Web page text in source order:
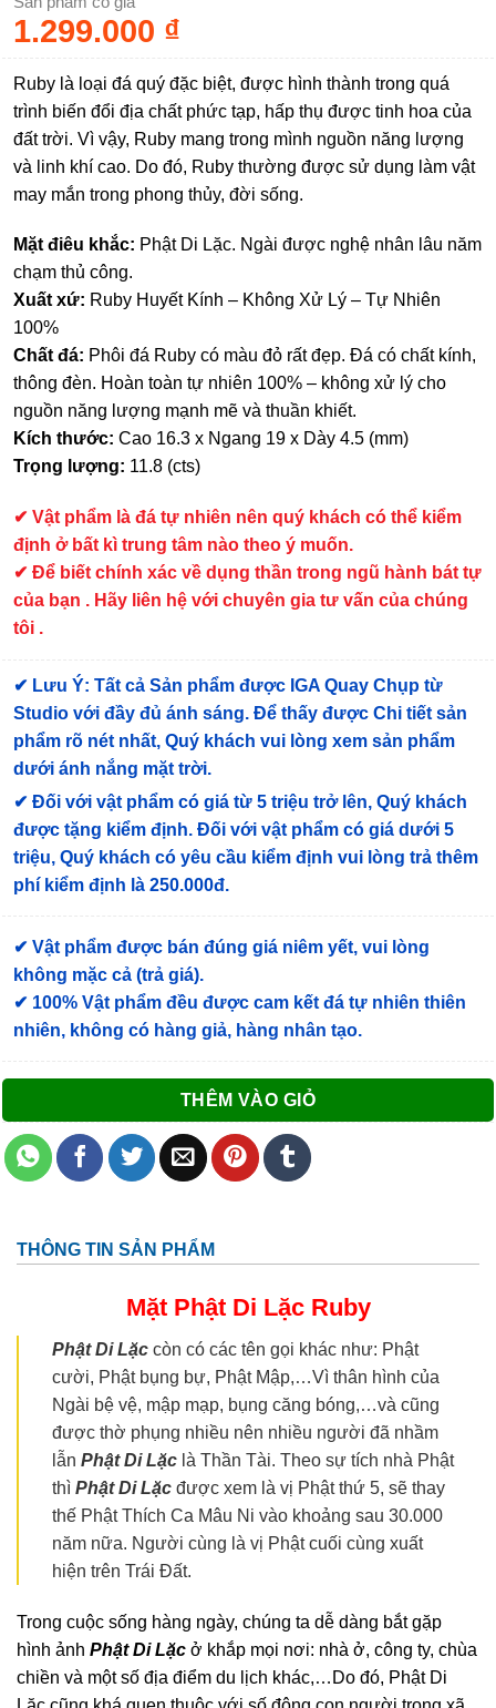
1.299.000 ₫
Ruby là loại đá quý đặc biệt, được hình thành trong quá
trình biến đổi địa chất phức tạp, hấp thụ được tinh hoa của
đất trời. Vì vậy, Ruby mang trong mình nguồn năng lượng
và linh khí cao. Do đó, Ruby thường được sử dụng làm vật
may mắn trong phong thủy, đời sống.
Mặt điêu khắc: Phật Di Lặc. Ngài được nghệ nhân lâu năm
chạm thủ công.
Xuất xứ: Ruby Huyết Kính – Không Xử Lý – Tự Nhiên
100%
Chất đá: Phôi đá Ruby có màu đỏ rất đẹp. Đá có chất kính,
thông đèn. Hoàn toàn tự nhiên 100% – không xử lý cho
nguồn năng lượng mạnh mẽ và thuần khiết.
Kích thước: Cao 16.3 x Ngang 19 x Dày 4.5 (mm)
Trọng lượng: 11.8 (cts)
✔ Vật phẩm là đá tự nhiên nên quý khách có thể kiểm
định ở bất kì trung tâm nào theo ý muốn.
✔ Để biết chính xác về dụng thần trong ngũ hành bát tự
của bạn . Hãy liên hệ với chuyên gia tư vấn của chúng
tôi .
✔ Lưu Ý: Tất cả Sản phẩm được IGA Quay Chụp từ
Studio với đầy đủ ánh sáng. Để thấy được Chi tiết sản
phẩm rõ nét nhất, Quý khách vui lòng xem sản phẩm
dưới ánh nắng mặt trời.
✔ Đối với vật phẩm có giá từ 5 triệu trở lên, Quý khách
được tặng kiểm định. Đối với vật phẩm có giá dưới 5
triệu, Quý khách có yêu cầu kiểm định vui lòng trả thêm
phí kiểm định là 250.000đ.
✔ Vật phẩm được bán đúng giá niêm yết, vui lòng
không mặc cả (trả giá).
✔ 100% Vật phẩm đều được cam kết đá tự nhiên thiên
nhiên, không có hàng giả, hàng nhân tạo.
THÊM VÀO GIỎ
THÔNG TIN SẢN PHẨM
Mặt Phật Di Lặc Ruby
Phật Di Lặc còn có các tên gọi khác như: Phật
cười, Phật bụng bự, Phật Mập,…Vì thân hình của
Ngài bệ vệ, mập mạp, bụng căng bóng,…và cũng
được thờ phụng nhiều nên nhiều người đã nhầm
lẫn Phật Di Lặc là Thần Tài. Theo sự tích nhà Phật
thì Phật Di Lặc được xem là vị Phật thứ 5, sẽ thay
thế Phật Thích Ca Mâu Ni vào khoảng sau 30.000
năm nữa. Người cùng là vị Phật cuối cùng xuất
hiện trên Trái Đất.
Trong cuộc sống hàng ngày, chúng ta dễ dàng bắt gặp
hình ảnh Phật Di Lặc ở khắp mọi nơi: nhà ở, công ty, chùa
chiền và một số địa điểm du lịch khác,…Do đó, Phật Di